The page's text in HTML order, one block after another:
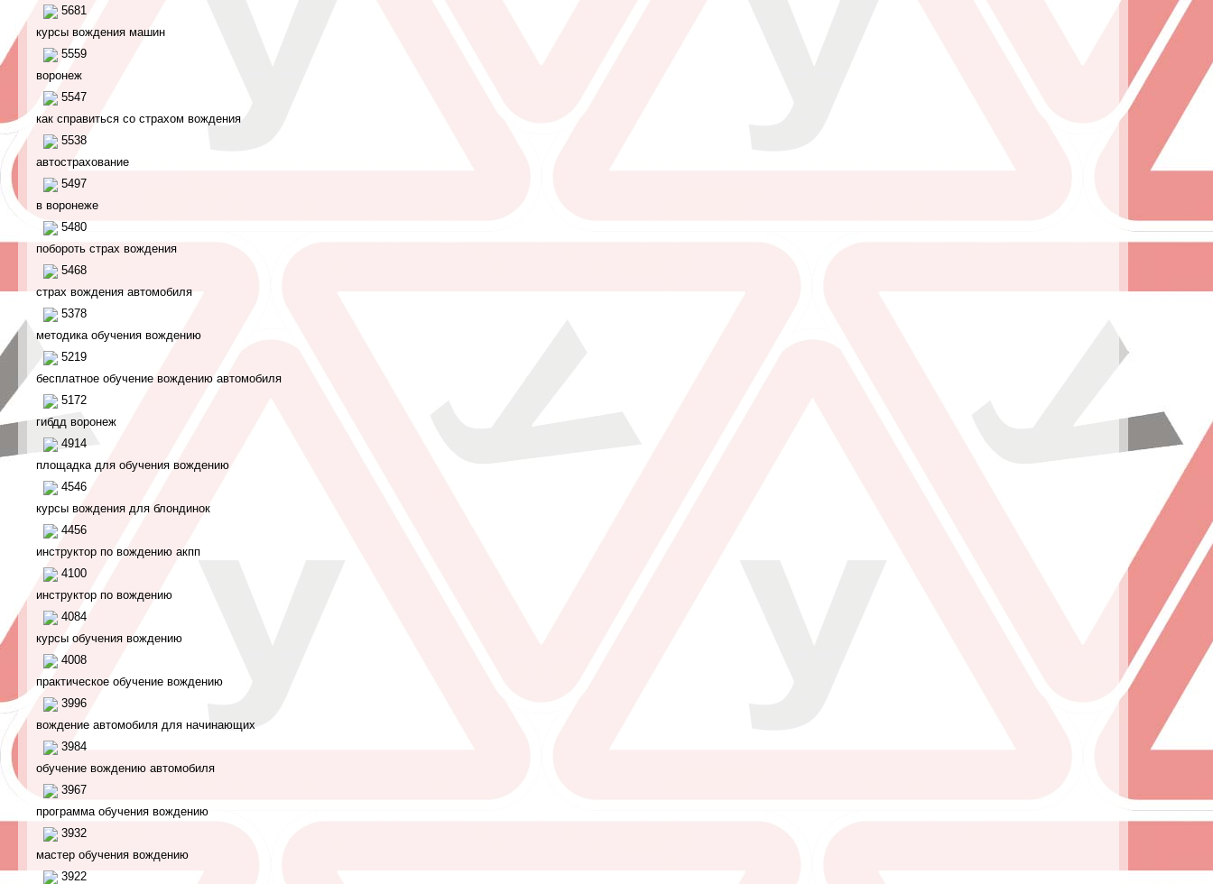
5681
курсы вождения машин
5559
воронеж
5547
как справиться со страхом вождения
5538
автострахование
5497
в воронеже
5480
побороть страх вождения
5468
страх вождения автомобиля
5378
методика обучения вождению
5219
бесплатное обучение вождению автомобиля
5172
гибдд воронеж
4914
площадка для обучения вождению
4546
курсы вождения для блондинок
4456
инструктор по вождению акпп
4100
инструктор по вождению
4084
курсы обучения вождению
4008
практическое обучение вождению
3996
вождение автомобиля для начинающих
3984
обучение вождению автомобиля
3967
программа обучения вождению
3932
мастер обучения вождению
3922